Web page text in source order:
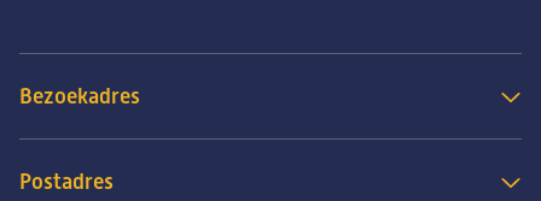
Bezoekadres
Postadres